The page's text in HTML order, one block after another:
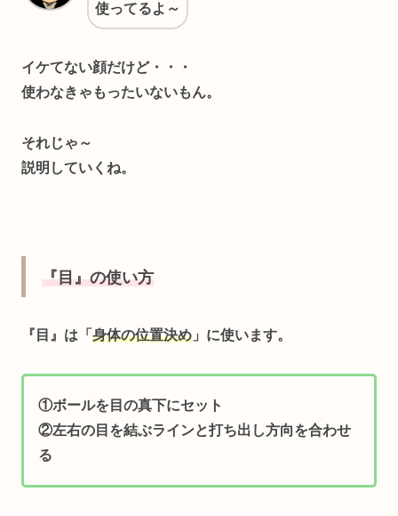
使ってるよ～
イケてない顔だけど・・・
使わなきゃもったいないもん。
それじゃ～
説明していくね。
『目』の使い方
『目』は「 身体の位置決め 」 に使います。
①ボールを目の真下にセット
②左右の目を結ぶラインと打ち出し方向を合わせ
る